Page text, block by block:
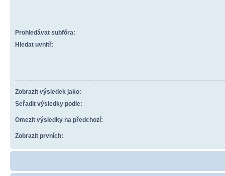
Prohledávat subfóra:
Hledat uvnitř:
Zobrazit výsledek jako:
Seřadit výsledky podle:
Omezit výsledky na předchozí:
Zobrazit prvních: